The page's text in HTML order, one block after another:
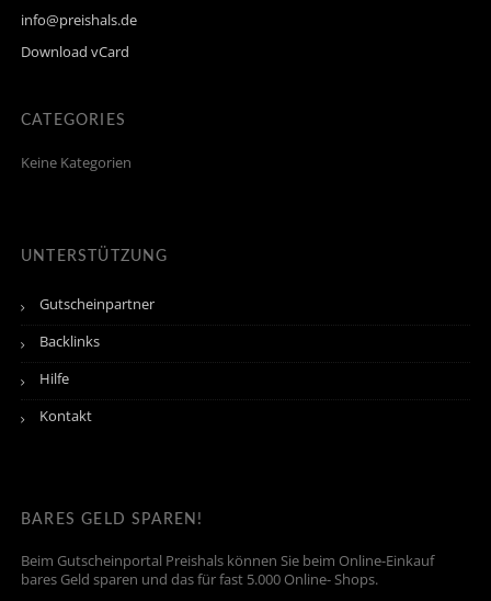
info@preishals.de
Download vCard
CATEGORIES
Keine Kategorien
UNTERSTÜTZUNG
Gutscheinpartner
Backlinks
Hilfe
Kontakt
BARES GELD SPAREN!
Beim Gutscheinportal Preishals können Sie beim Online-Einkauf
bares Geld sparen und das für fast 5.000 Online- Shops.